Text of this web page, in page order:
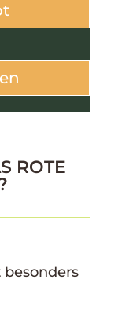
ROTE
besonders